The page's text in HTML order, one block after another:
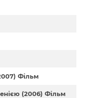
Фільм
(2006) Фільм